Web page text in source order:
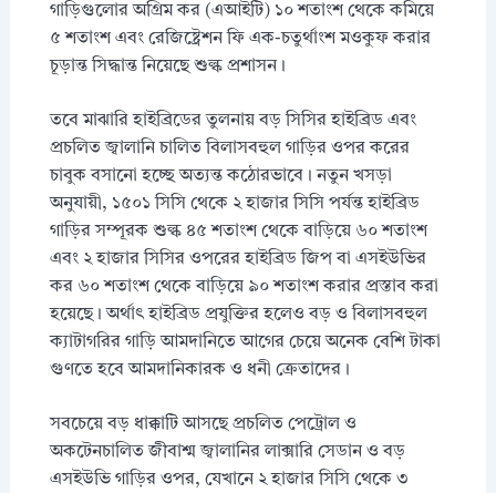
গাড়িগুলোর অগ্রিম কর (এআইটি) ১০ শতাংশ থেকে কমিয়ে
৫ শতাংশ এবং রেজিষ্ট্রেশন ফি এক-চতুর্থাংশ মওকুফ করার
চূড়ান্ত সিদ্ধান্ত নিয়েছে শুল্ক প্রশাসন।
তবে মাঝারি হাইব্রিডের তুলনায় বড় সিসির হাইব্রিড এবং
প্রচলিত জ্বালানি চালিত বিলাসবহুল গাড়ির ওপর করের
চাবুক বসানো হচ্ছে অত্যন্ত কঠোরভাবে। নতুন খসড়া
অনুযায়ী, ১৫০১ সিসি থেকে ২ হাজার সিসি পর্যন্ত হাইব্রিড
গাড়ির সম্পূরক শুল্ক ৪৫ শতাংশ থেকে বাড়িয়ে ৬০ শতাংশ
এবং ২ হাজার সিসির ওপরের হাইব্রিড জিপ বা এসইউভির
কর ৬০ শতাংশ থেকে বাড়িয়ে ৯০ শতাংশ করার প্রস্তাব করা
হয়েছে। অর্থাৎ হাইব্রিড প্রযুক্তির হলেও বড় ও বিলাসবহুল
ক্যাটাগরির গাড়ি আমদানিতে আগের চেয়ে অনেক বেশি টাকা
গুণতে হবে আমদানিকারক ও ধনী ক্রেতাদের।
সবচেয়ে বড় ধাক্কাটি আসছে প্রচলিত পেট্রোল ও
অকটেনচালিত জীবাশ্ম জ্বালানির লাক্সারি সেডান ও বড়
এসইউভি গাড়ির ওপর, যেখানে ২ হাজার সিসি থেকে ৩